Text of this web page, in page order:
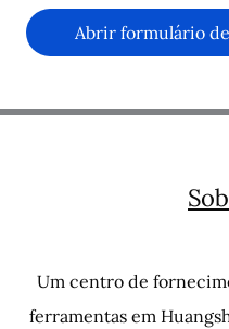
Abrir formulário
Um centro de
ferramentas em